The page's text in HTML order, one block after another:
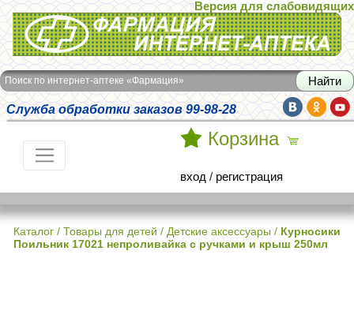
Интернет-аптека Фармация
Версия для слабовидящих
Поиск по интернет-аптеке «Фармация»
Служба обработки заказов 99-98-28
Корзина
вход / регистрация
Каталог / Товары для детей / Детские аксессуары / Курносики
Поильник 17021 непроливайка с ручками и крыш 250мл